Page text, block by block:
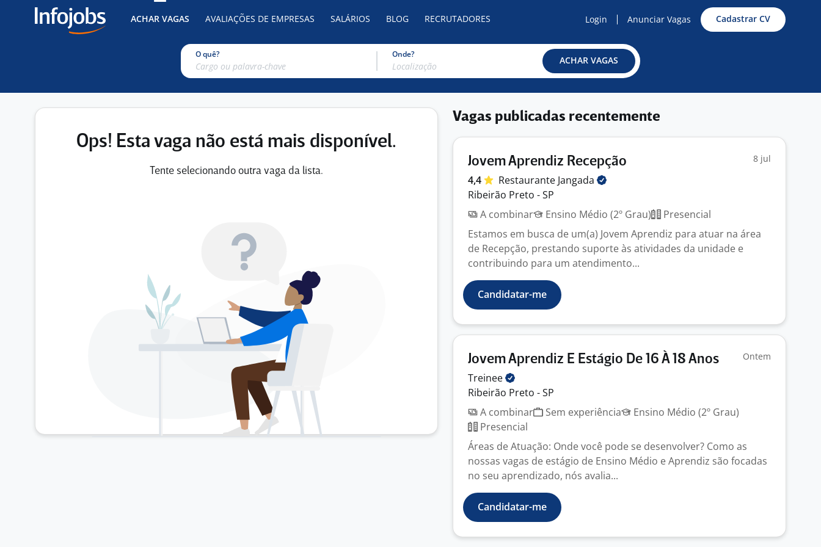
ACHAR VAGAS AVALIAÇÕES DE EMPRESAS SALÁRIOS BLOG RECRUTADORES Login Anunciar Vagas Cadastrar CV
O quê? Onde?
ACHAR VAGAS
Ops! Esta vaga não está mais disponível.
Tente selecionando outra vaga da lista.
Vagas publicadas recentemente
Jovem Aprendiz Recepção 8 jul
4,4 Restaurante Jangada
Ribeirão Preto - SP
A combinar
Ensino Médio (2º Grau)
Presencial
Estamos em busca de um(a) Jovem Aprendiz para atuar na área
de Recepção, prestando suporte às atividades da unidade e
contribuindo para um atendimento...
Candidatar-me
Jovem Aprendiz E Estágio De 16 À 18 Anos Ontem
Treinee
Ribeirão Preto - SP
A combinar
Sem experiência
Ensino Médio (2º Grau)
Presencial
Áreas de Atuação: Onde você pode se desenvolver? Como as
nossas vagas de estágio de Ensino Médio e Aprendiz são focadas
no seu aprendizado, nós avalia...
Candidatar-me